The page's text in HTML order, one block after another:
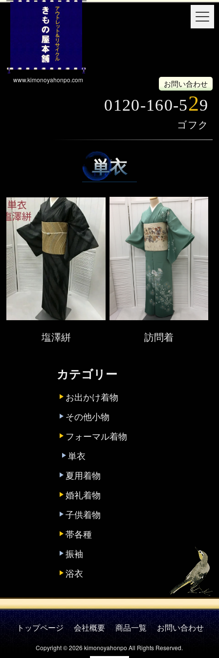
www.kimonoyahonpo.com お問い合わせ
0120-160-529
単衣
塩澤絣 訪問着
カテゴリー
お出かけ着物
その他小物
フォーマル着物
単衣
夏用着物
婚礼着物
子供着物
帯各種
振袖
浴衣
トップページ 会社概要 商品一覧 お問い合わせ
Copyright © 2026 kimonoyahonpo All Rights Reserved.